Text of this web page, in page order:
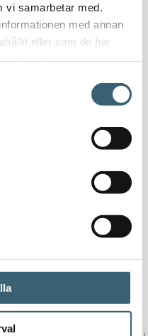
vi samarbetar med.
med annan
eller som de har
lösning. ST-enheten har en
och en 4 meters
Tillsammans ger dessa delar
kan du även lägga till en
ett vattenavskiljarfilter för
(Finns även med (4 siffror)
på